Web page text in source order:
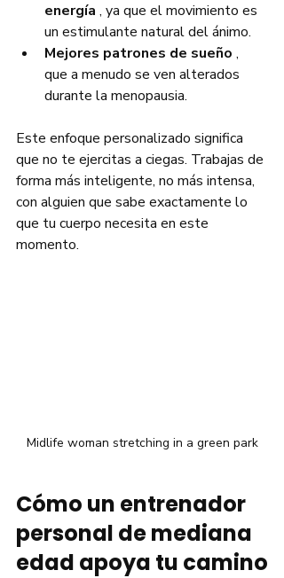
energía , ya que el movimiento es
un estimulante natural del ánimo.
Mejores patrones de sueño ,
que a menudo se ven alterados
durante la menopausia.
Este enfoque personalizado significa
que no te ejercitas a ciegas. Trabajas de
forma más inteligente, no más intensa,
con alguien que sabe exactamente lo
que tu cuerpo necesita en este
momento.
Midlife woman stretching in a green park
Cómo un entrenador
personal de mediana
edad apoya tu camino